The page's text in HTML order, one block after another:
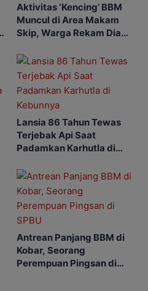
Aktivitas ‘Kencing’ BBM
Muncul di Area Makam
Skip, Warga Rekam Diam-
Lansia 86 Tahun Tewas
Terjebak Api Saat
Padamkan Karhutla di
Antrean Panjang BBM di
Kobar, Seorang
Perempuan Pingsan di